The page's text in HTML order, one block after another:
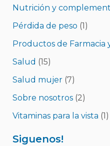
Nutrición y
Pérdida de peso (1)
Productos de Farmacia
Salud (15)
Salud mujer(7)
Sobre nosotros(2)
Vitaminas para la vista (1)
Siguenos!